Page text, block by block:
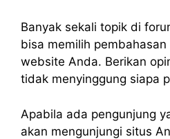
Banyak sekali topik di
bisa memilih
website Anda. Berikan
tidak menyinggung siapa
Apabila ada pengunjung
akan mengunjungi situs